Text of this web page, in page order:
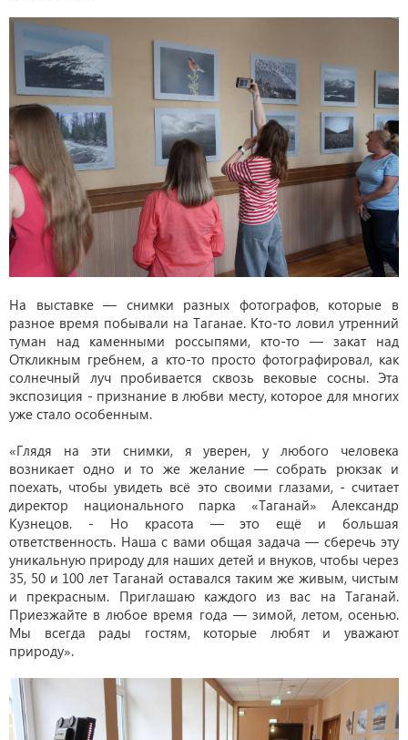
На выставке — снимки разных фотографов, которые в
разное время побывали на Таганае. Кто-то ловил утренний
туман над каменными россыпями, кто-то — закат над
Откликным гребнем, а кто-то просто фотографировал, как
солнечный луч пробивается сквозь вековые сосны. Эта
экспозиция - признание в любви месту, которое для многих
уже стало особенным.
«Глядя на эти снимки, я уверен, у любого человека
возникает одно и то же желание — собрать рюкзак и
поехать, чтобы увидеть всё это своими глазами, - считает
директор национального парка «Таганай» Александр
Кузнецов. - Но красота — это ещё и большая
ответственность. Наша с вами общая задача — сберечь эту
уникальную природу для наших детей и внуков, чтобы через
35, 50 и 100 лет Таганай оставался таким же живым, чистым
и прекрасным. Приглашаю каждого из вас на Таганай.
Приезжайте в любое время года — зимой, летом, осенью.
Мы всегда рады гостям, которые любят и уважают
природу».